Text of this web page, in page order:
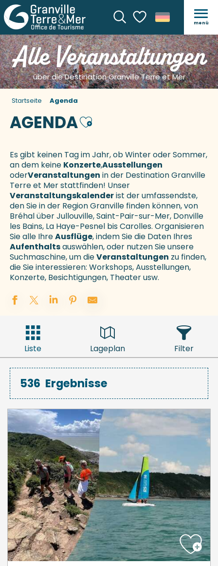
SucheVoir les favoris
menü
Alle Veranstaltungen
über die Destination Granville Terre et Mer
Startseite Agenda
AGENDAAjouter aux favoris
Es gibt keinen Tag im Jahr, ob Winter oder Sommer,
an dem keine Konzerte,Ausstellungen
oderVeranstaltungen in der Destination Granville
Terre et Mer stattfinden! Unser
Veranstaltungskalenderist der umfassendste,
den Sie in der Region Granville finden können, von
Bréhal über Jullouville, Saint-Pair-sur-Mer, Donville
les Bains, La Haye-Pesnel bis Carolles. Organisieren
Sie alle IhreAusflüge, indem Sie die Daten Ihres
Aufenthaltsauswählen, oder nutzen Sie unsere
Suchmaschine, um dieVeranstaltungen zu finden,
die Sie interessieren: Workshops, Ausstellungen,
Konzerte, Besichtigungen, Theater usw.
Liste Lageplan Filter
536 Ergebnisse